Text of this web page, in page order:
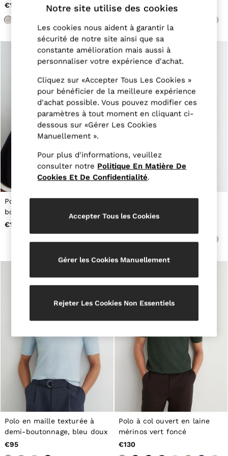
New Arrivals
Pre-Autumn Collection
Wedding Guest & Occasion
Holiday
Shirts
T-Shirts
Polo Shirts
Shorts
Swimwear
Suits
Tailoring
Blazers
Knitwear & Jumpers
Jackets & Coats
Jeans
Sweats, Hoodies & Joggers
Overshirts
Trainers
Formal Shoes
Belts
Ties & Pocket Squares
Bags & Wallets
Hats, Gloves & Scarves
All Accessories
Reiss | McLaren Racing
Co-ords
CHILDREN
BOYS'
T-Shirts & Polo Shirts
Shorts
Suits & Tailoring
Jackets & Coats
Co-ords
Trousers & Jeans
Sweats & Hoodies
€130
€130
Polo en laine mérinos à
bordures contrastantes bleu
marine
€145
Polo col ouvert en laine
mérinos noir
Polo en maille texturée à
demi-boutonnage, bleu doux
€95
Polo à col ouvert en laine
mérinos vert foncé
€130
Notre site utilise des cookies
Les cookies nous aident à garantir la
sécurité de notre site ainsi que sa
constante amélioration mais aussi à
personnaliser votre expérience d'achat.
Cliquez sur «Accepter Tous Les Cookies »
pour bénéficier de la meilleure expérience
d'achat possible. Vous pouvez modifier ces
paramètres à tout moment en cliquant ci-
dessous sur «Gérer Les Cookies
Manuellement ».
Pour plus d'informations, veuillez
consulter notre Politique En Matière De
Cookies Et De Confidentialité.
Accepter Tous les Cookies
Gérer les Cookies Manuellement
Rejeter Les Cookies Non Essentiels